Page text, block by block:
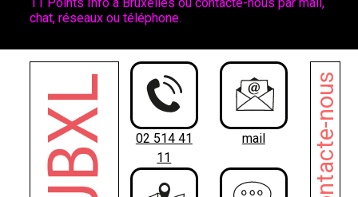
chat, réseaux ou téléphone.
02 514 41
11
mail Contacte-nous